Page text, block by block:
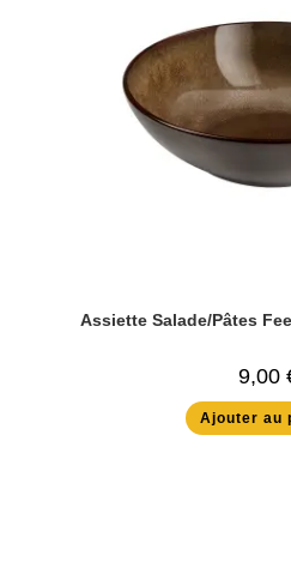
Assiette Salade/Pâtes
9,00
Ajouter au